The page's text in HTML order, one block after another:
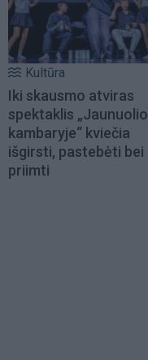
Kultūra
Iki skausmo atviras
spektaklis „Jaunuolio
kambaryje“ kviečia
išgirsti, pastebėti bei
priimti